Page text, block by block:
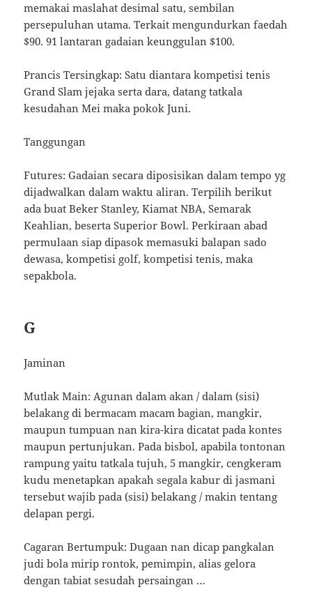
memakai maslahat desimal satu, sembilan
persepuluhan utama. Terkait mengundurkan faedah
$90. 91 lantaran gadaian keunggulan $100.
Prancis Tersingkap: Satu diantara kompetisi tenis
Grand Slam jejaka serta dara, datang tatkala
kesudahan Mei maka pokok Juni.
Tanggungan
Futures: Gadaian secara diposisikan dalam tempo yg
dijadwalkan dalam waktu aliran. Terpilih berikut
ada buat Beker Stanley, Kiamat NBA, Semarak
Keahlian, beserta Superior Bowl. Perkiraan abad
permulaan siap dipasok memasuki balapan sado
dewasa, kompetisi golf, kompetisi tenis, maka
sepakbola.
G
Jaminan
Mutlak Main: Agunan dalam akan / dalam (sisi)
belakang di bermacam macam bagian, mangkir,
maupun tumpuan nan kira-kira dicatat pada kontes
maupun pertunjukan. Pada bisbol, apabila tontonan
rampung yaitu tatkala tujuh, 5 mangkir, cengkeram
kudu menetapkan apakah segala kabur di jasmani
tersebut wajib pada (sisi) belakang / makin tentang
delapan pergi.
Cagaran Bertumpuk: Dugaan nan dicap pangkalan
judi bola mirip rontok, pemimpin, alias gelora
dengan tabiat sesudah persaingan …